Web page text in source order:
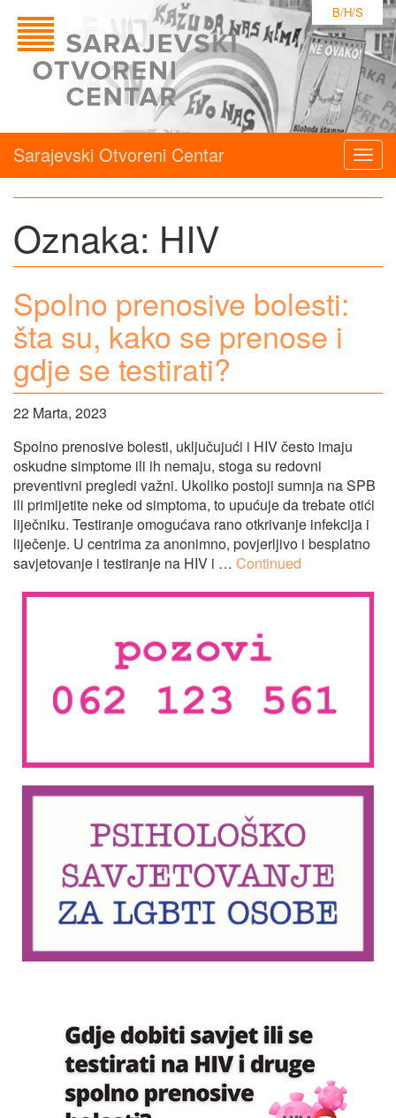
B/H/S
Sarajevski Otvoreni Centar
Oznaka: HIV
Spolno prenosive bolesti:
šta su, kako se prenose i
gdje se testirati?
22 Marta, 2023
Spolno prenosive bolesti, uključujući i HIV često imaju
oskudne simptome ili ih nemaju, stoga su redovni
preventivni pregledi važni. Ukoliko postoji sumnja na SPB
ili primijetite neke od simptoma, to upućuje da trebate otići
liječniku. Testiranje omogućava rano otkrivanje infekcija i
liječenje. U centrima za anonimno, povjerljivo i besplatno
savjetovanje i testiranje na HIV i … Continued